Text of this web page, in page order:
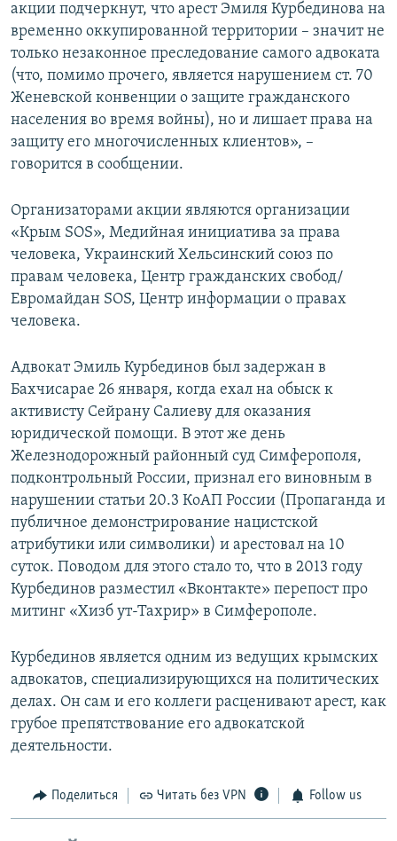
акции подчеркнут, что арест Эмиля Курбединова на
временно оккупированной территории – значит не
только незаконное преследование самого адвоката
(что, помимо прочего, является нарушением ст. 70
Женевской конвенции о защите гражданского
населения во время войны), но и лишает права на
защиту его многочисленных клиентов», –
говорится в сообщении.
Организаторами акции являются организации
«Крым SOS», Медийная инициатива за права
человека, Украинский Хельсинский союз по
правам человека, Центр гражданских свобод/
Евромайдан SOS, Центр информации о правах
человека.
Адвокат Эмиль Курбединов был задержан в
Бахчисарае 26 января, когда ехал на обыск к
активисту Сейрану Салиеву для оказания
юридической помощи. В этот же день
Железнодорожный районный суд Симферополя,
подконтрольный России, признал его виновным в
нарушении статьи 20.3 КоАП России (Пропаганда и
публичное демонстрирование нацистской
атрибутики или символики) и арестовал на 10
суток. Поводом для этого стало то, что в 2013 году
Курбединов разместил «Вконтакте» перепост про
митинг «Хизб ут-Тахрир» в Симферополе.
Курбединов является одним из ведущих крымских
адвокатов, специализирующихся на политических
делах. Он сам и его коллеги расценивают арест, как
грубое препятствование его адвокатской
деятельности.
Поделиться Читать без VPN Follow us